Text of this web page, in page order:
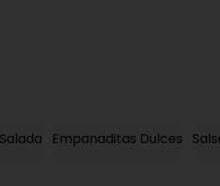
Empanaditas Dulces